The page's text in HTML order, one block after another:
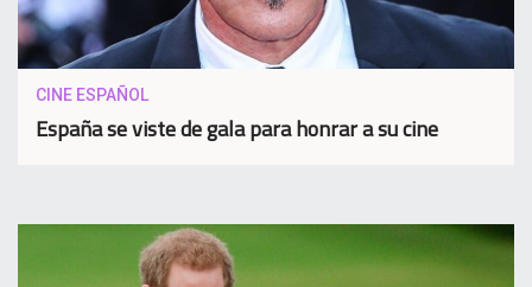
CINE ESPAÑOL
España se viste de gala para honrar a su cine